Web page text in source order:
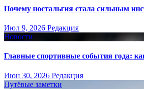
Почему ностальгия стала сильным
Июл 9, 2026 Редакция
Новости
Главные спортивные события года:
Июн 30, 2026 Редакция
Путёвые заметки